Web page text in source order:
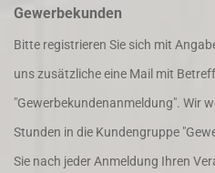
Gewerbekunden
Bitte registrieren Sie sich mit
uns zusätzliche eine Mail mit Betreff
"Gewerbekundenanmeldung". Wir
Stunden in die Kundengruppe
Sie nach jeder Anmeldung Ihren